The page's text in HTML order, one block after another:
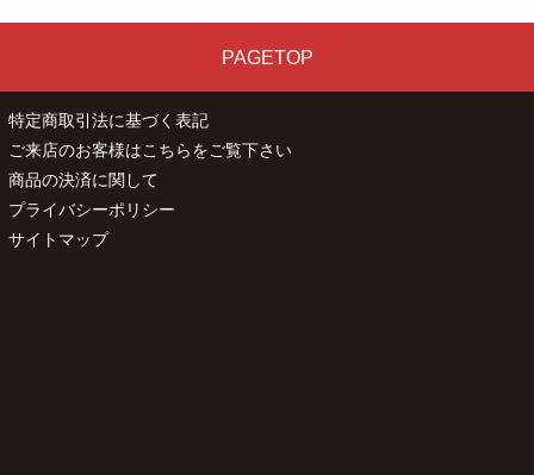
PAGETOP
特定商取引法に基づく表記
ご来店のお客様はこちらをご覧下さい
商品の決済に関して
プライバシーポリシー
サイトマップ